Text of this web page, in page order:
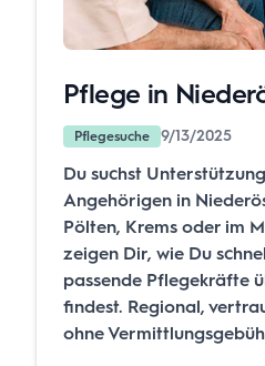
Pflege in
Pflegesuche 9/13/2025
Du suchst
Angehörigen in
Pölten, Krems oder im
zeigen Dir, wie Du
passende Pflegekräfte
findest. Regional,
ohne